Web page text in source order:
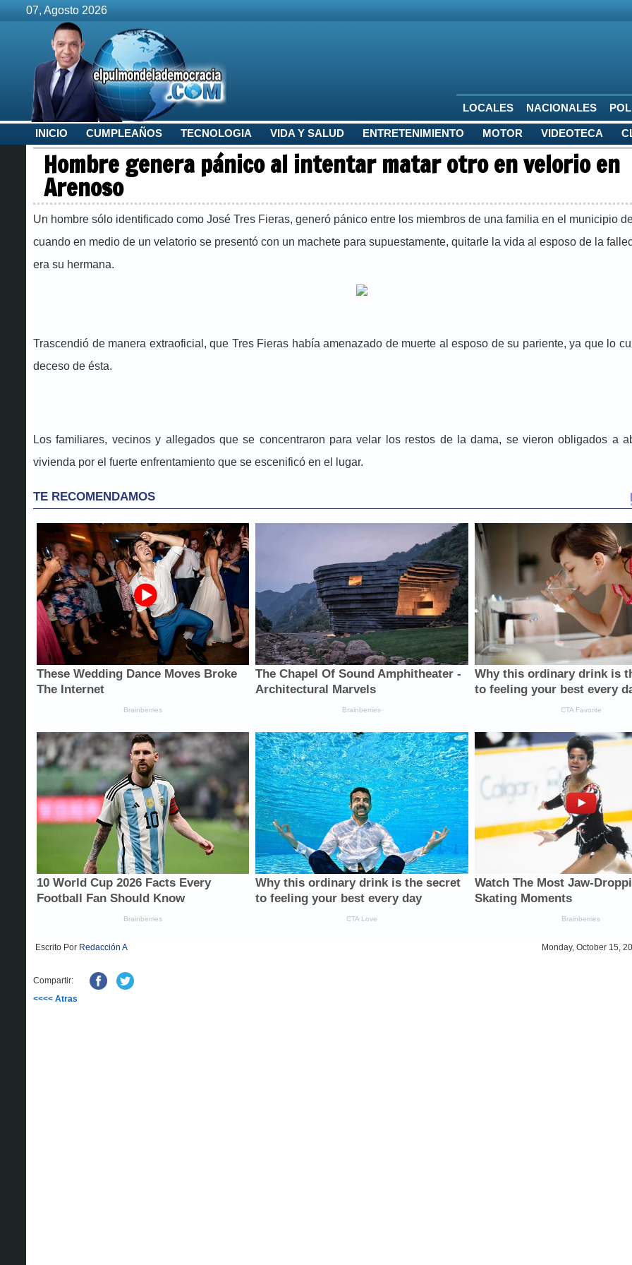
07, Agosto 2026
LOCALES NACIONALES
INICIO CUMPLEAÑOS TECNOLOGIA VIDA Y SALUD ENTRETENIMIENTO MOTOR VIDEOTECA
Hombre genera pánico al intentar matar otro en velorio en
Arenoso
Un hombre sólo identificado como José Tres Fieras, generó pánico entre los miembros de una familia en el municipio
cuando en medio de un velatorio se presentó con un machete para supuestamente, quitarle la vida al esposo de la
era su hermana.
Trascendió de manera extraoficial, que Tres Fieras había amenazado de muerte al esposo de su pariente, ya que lo
deceso de ésta.
Los familiares, vecinos y allegados que se concentraron para velar los restos de la dama, se vieron obligados a
vivienda por el fuerte enfrentamiento que se escenificó en el lugar.
Escrito Por Redacción A Monday, October 15,
Compartir:
<<<< Atras